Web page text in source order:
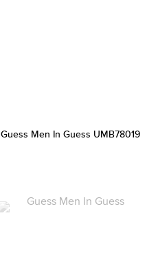
Guess Men In Guess UMB78019